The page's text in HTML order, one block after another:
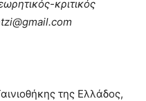
κριτικός
@gmail.com
της Ελλάδος,